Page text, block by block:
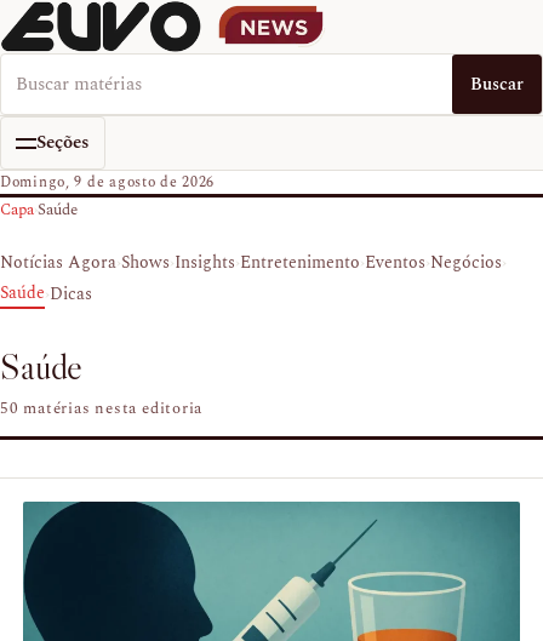
Buscar no EUVO News Buscar
Seções
Domingo, 9 de agosto de 2026
Capa›Saúde
Notícias Agora›Shows›Insights›Entretenimento›Eventos›Negócios›
Saúde›Dicas
Saúde
50 matérias nesta editoria